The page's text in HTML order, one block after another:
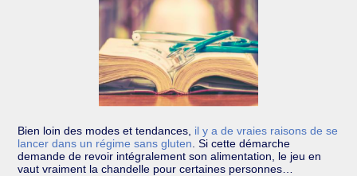
Bien loin des modes et tendances, il y a de vraies raisons de se
lancer dans un régime sans gluten Si cette démarche
demande de revoir intégralement son alimentation, le jeu en
vaut vraiment la chandelle pour certaines personnes…